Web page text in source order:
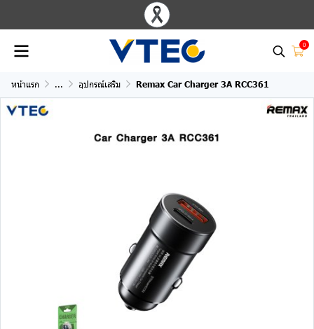
0
หน้าแรก ... อุปกรณ์เสริม Remax Car Charger 3A RCC361